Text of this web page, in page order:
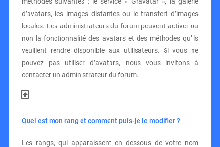
d’avatars, les images distantes ou le transfert d’images
locales. Les administrateurs du forum peuvent activer ou
non la fonctionnalité des avatars et des méthodes qu’ils
veuillent rendre disponible aux utilisateurs. Si vous ne
pouvez pas utiliser d’avatars, nous vous invitons à
contacter un administrateur du forum.
Quel est mon rang et comment puis-je le modifier ?
Les rangs, qui apparaissent en dessous de votre nom